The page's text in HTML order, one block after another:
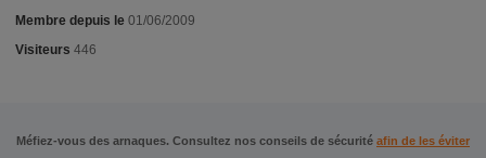
Membre depuis le 01/06/2009
Visiteurs 446
Méfiez-vous des arnaques. Consultez nos conseils de sécurité afin de les éviter